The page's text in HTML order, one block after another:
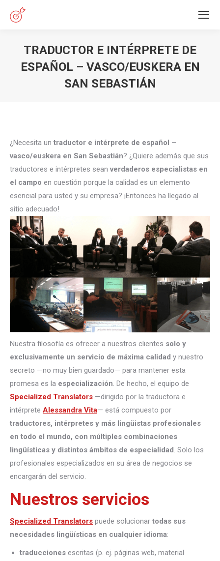
TRADUCTOR E INTÉRPRETE DE
ESPAÑOL – VASCO/EUSKERA EN
SAN SEBASTIÁN
¿Necesita un traductor e intérprete de español –
vasco/euskera en San Sebastián? ¿Quiere además que sus
traductores e intérpretes sean verdaderos especialistas en
el campo en cuestión porque la calidad es un elemento
esencial para usted y su empresa? ¡Entonces ha llegado al
sitio adecuado!
Nuestra filosofía es ofrecer a nuestros clientes solo y
exclusivamente un servicio de máxima calidad y nuestro
secreto —no muy bien guardado— para mantener esta
promesa es la especialización. De hecho, el equipo de
Specialized Translators —dirigido por la traductora e
intérprete Alessandra Vita— está compuesto por
traductores, intérpretes y más lingüistas profesionales
en todo el mundo, con múltiples combinaciones
lingüísticas y distintos ámbitos de especialidad. Solo los
profesionales especializados en su área de negocios se
encargarán del servicio.
Nuestros servicios
Specialized Translators puede solucionar todas sus
necesidades lingüísticas en cualquier idioma:
traducciones escritas (p. ej. páginas web, material